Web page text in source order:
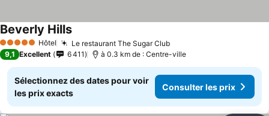
5 Étoiles Hôtel Le restaurant The Sugar Club
Beverly Hills
9,1 Excellent 6 411 à 0.3 km de : Centre-ville
Sélectionnez des dates pour voir
les prix exacts
Consulter les prix